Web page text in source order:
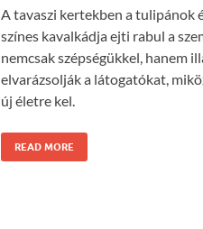
A tavaszi kertekben a tulipánok
színes kavalkádja ejti rabul a
nemcsak szépségükkel, hanem
elvarázsolják a látogatókat,
új életre kel.
READ MORE